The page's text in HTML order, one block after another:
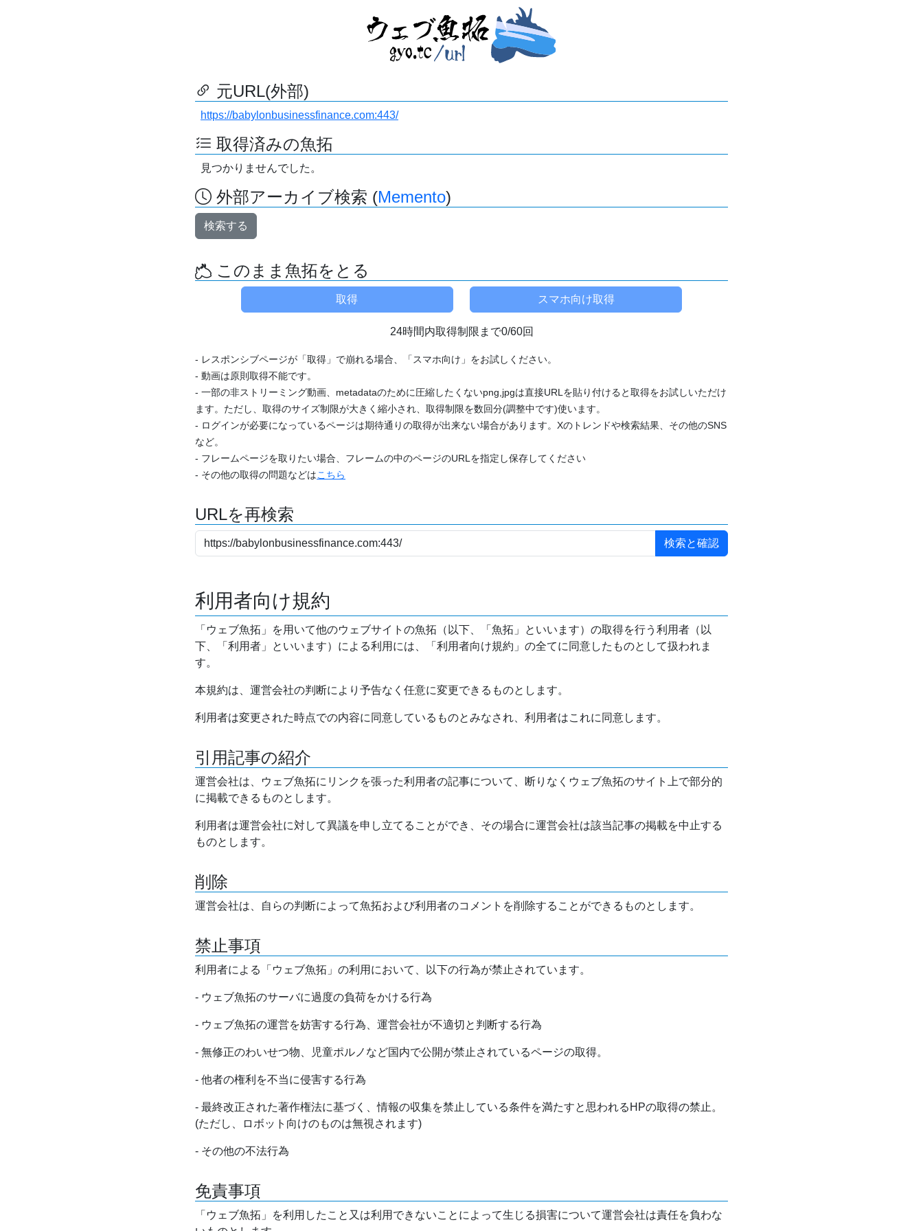
元URL(外部)
https://babylonbusinessfinance.com:443/
取得済みの魚拓
見つかりませんでした。
外部アーカイブ検索 (Memento)
検索する
このまま魚拓をとる
24時間内取得制限まで0/60回
- レスポンシブページが「取得」で崩れる場合、「スマホ向け」をお試しください。
- 動画は原則取得不能です。
- 一部の非ストリーミング動画、metadataのために圧縮したくないpng,jpgは直接URLを貼り付けると取得をお試しいただけ
ます。ただし、取得のサイズ制限が大きく縮小され、取得制限を数回分(調整中です)使います。
- ログインが必要になっているページは期待通りの取得が出来ない場合があります。Xのトレンドや検索結果、その他のSNS
など。
- フレームページを取りたい場合、フレームの中のページのURLを指定し保存してください
- その他の取得の問題などはこちら
URLを再検索
利用者向け規約
「ウェブ魚拓」を用いて他のウェブサイトの魚拓（以下、「魚拓」といいます）の取得を行う利用者（以
下、「利用者」といいます）による利用には、「利用者向け規約」の全てに同意したものとして扱われま
す。
本規約は、運営会社の判断により予告なく任意に変更できるものとします。
利用者は変更された時点での内容に同意しているものとみなされ、利用者はこれに同意します。
引用記事の紹介
運営会社は、ウェブ魚拓にリンクを張った利用者の記事について、断りなくウェブ魚拓のサイト上で部分的
に掲載できるものとします。
利用者は運営会社に対して異議を申し立てることができ、その場合に運営会社は該当記事の掲載を中止する
ものとします。
削除
運営会社は、自らの判断によって魚拓および利用者のコメントを削除することができるものとします。
禁止事項
利用者による「ウェブ魚拓」の利用において、以下の行為が禁止されています。
- ウェブ魚拓のサーバに過度の負荷をかける行為
- ウェブ魚拓の運営を妨害する行為、運営会社が不適切と判断する行為
- 無修正のわいせつ物、児童ポルノなど国内で公開が禁止されているページの取得。
- 他者の権利を不当に侵害する行為
- 最終改正された著作権法に基づく、情報の収集を禁止している条件を満たすと思われるHPの取得の禁止。
(ただし、ロボット向けのものは無視されます)
- その他の不法行為
免責事項
「ウェブ魚拓」を利用したこと又は利用できないことによって生じる損害について運営会社は責任を負わな